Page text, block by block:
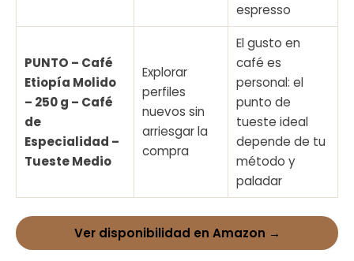
espresso
PUNTO – Café
Etiopía Molido
– 250 g – Café
de
Especialidad –
Tueste Medio
Explorar
perfiles
nuevos sin
arriesgar la
compra
El gusto en
café es
personal: el
punto de
tueste ideal
depende de tu
método y
paladar
Ver disponibilidad en Amazon →